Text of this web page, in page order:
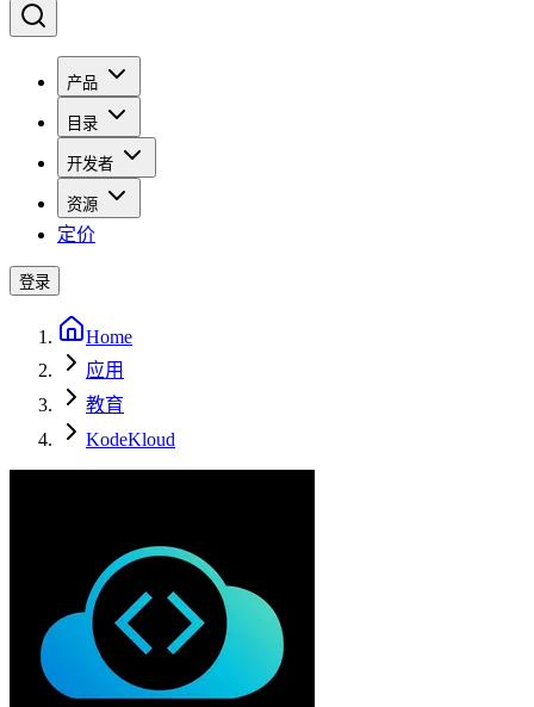
产品
目录
开发者
资源
定价
登录
Home
应用
教育
KodeKloud